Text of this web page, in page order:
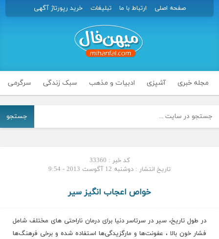
صفحه اصلی ارتباط با ما تبلیغات خرید رپورتاژ آگهی
مجله خبری آشپزی ادبیات و مذهب سبک زندگی سرگرمی
جستجو
کد خبر : 33360
تاریخ انتشار : دوشنبه 12 آگوست 2013 - 9:54
خواص اعجاب انگیز سیر
در طول تاریخ، سیر در سرتاسر دنیا برای درمان ناراحتی ‌های مختلف شامل
فشار خون بالا ، عفونت‌ها و مارگزیدگی‌ها استفاده شده و ‏برخی فرهنگ‌ها